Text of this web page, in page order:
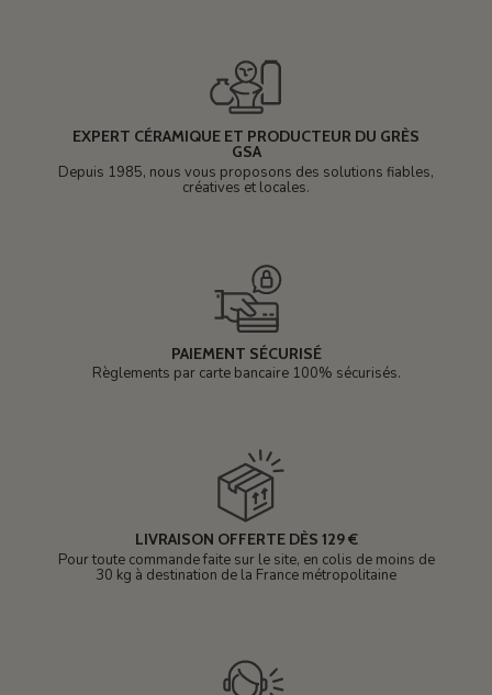
EXPERT CÉRAMIQUE ET PRODUCTEUR DU GRÈS
GSA
Depuis 1985, nous vous proposons des solutions fiables,
créatives et locales.
PAIEMENT SÉCURISÉ
Règlements par carte bancaire 100% sécurisés.
LIVRAISON OFFERTE DÈS 129 €
Pour toute commande faite sur le site, en colis de moins de
30 kg à destination de la France métropolitaine